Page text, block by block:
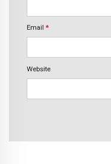
Email *
Website